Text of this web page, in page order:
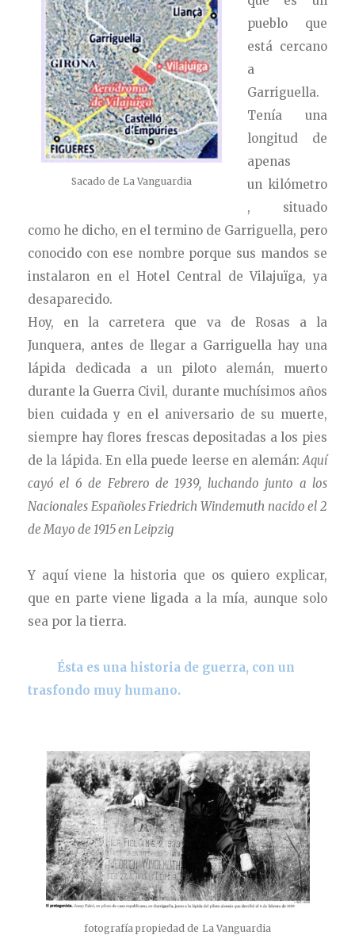
Sacado de La Vanguardia
pueblo que
está cercano
a
Garriguella.
Tenía una
longitud de
apenas
un kilómetro
, situado
como he dicho, en el termino de Garriguella, pero
conocido con ese nombre porque sus mandos se
instalaron en el Hotel Central de Vilajuïga, ya
desaparecido.
Hoy, en la carretera que va de Rosas a la
Junquera, antes de llegar a Garriguella hay una
lápida dedicada a un piloto alemán, muerto
durante la Guerra Civil, durante muchísimos años
bien cuidada y en el aniversario de su muerte,
siempre hay flores frescas depositadas a los pies
de la lápida. En ella puede leerse en alemán: Aquí
cayó el 6 de Febrero de 1939, luchando junto a los
Nacionales Españoles Friedrich Windemuth nacido el 2
de Mayo de 1915 en Leipzig
Y aquí viene la historia que os quiero explicar,
que en parte viene ligada a la mía, aunque solo
sea por la tierra.
Ésta es una historia de guerra, con un
trasfondo muy humano.
fotografía propiedad de La Vanguardia